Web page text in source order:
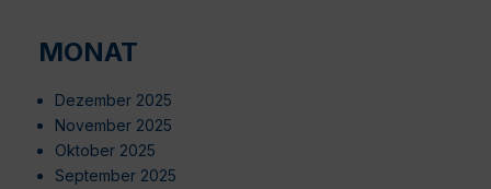
MONAT
Dezember 2025
November 2025
Oktober 2025
September 2025